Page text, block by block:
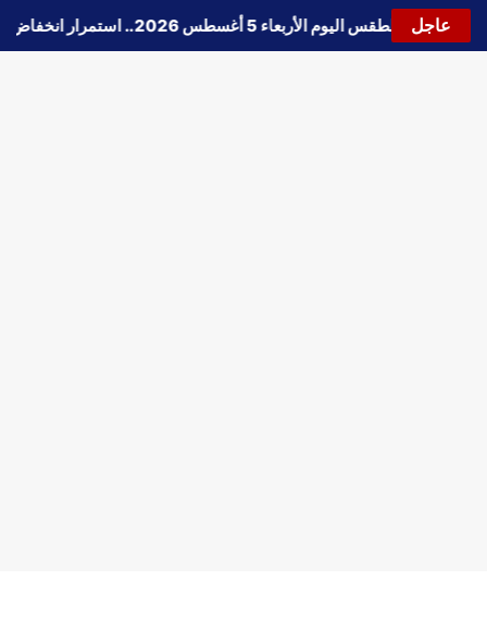
عاجل 🔵حالة الطقس اليوم الأربعاء 5 أغسطس 2026.. استمرار انخفاض الحرارة وتحذيرات من الشبورة واضطراب الملاحة